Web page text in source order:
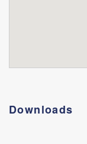
Downloads